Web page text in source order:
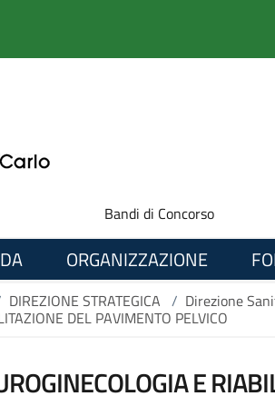
Bandi di Concorso
ORGANIZZAZIONE
DIREZIONE STRATEGICA / Direzione
DEL PAVIMENTO PELVICO
E